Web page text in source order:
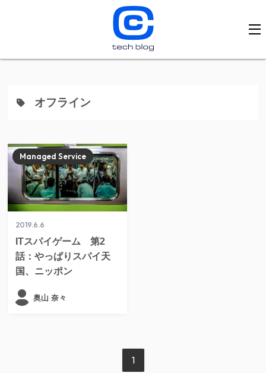
オフライン
2019.6.6
ITスパイゲーム 第2
話：やっぱりスパイ天
国、ニッポン
Managed Service
奥山 奈々
1